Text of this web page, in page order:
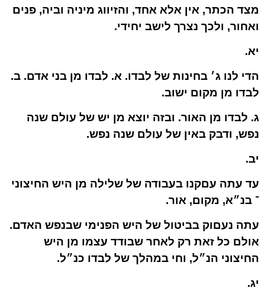
מצד הכתר, אין אלא אחד, והזיווג מיניה וביה, פנים
ואחור, ולכך נצרך לישב יחידי.
יא.
הדי לנו ג׳ בחינות של לבדו. א. לבדו מן בני אדם. ב.
לבדו מן מקום ישוב.
ג. לבדו מן האור. ובזה יוצא מן יש של עולם שנה
נפש, ודבק באין של עולם שנה נפש.
יב.
עד עתה עםקנו בעבודה של שלילה מן היש החיצוני
־ בנ״א, מקום, אור.
עתה נעםוק בביטול של היש הפנימי שבנפש האדם.
אולם כל זאת רק לאחר שבודד עצמו מן היש
החיצוני הנ״ל, וחי במהלך של לבדו כנ״ל.
יג.